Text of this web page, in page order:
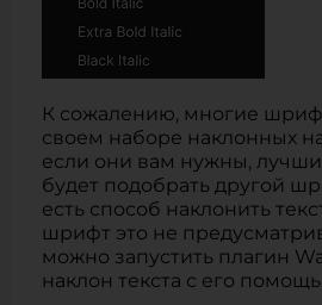
К сожалению, многие
своем наборе наклонных
если они вам нужны,
будет подобрать другой
есть способ наклонить
шрифт это не
можно запустить плагин
наклон текста с его